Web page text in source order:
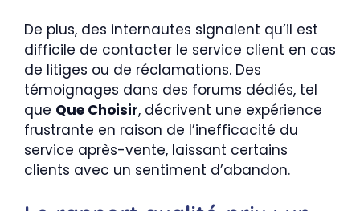
De plus, des internautes signalent qu’il est
difficile de contacter le service client en cas
de litiges ou de réclamations. Des
témoignages dans des forums dédiés, tel
que Que Choisir, décrivent une expérience
frustrante en raison de l’inefficacité du
service après-vente, laissant certains
clients avec un sentiment d’abandon.